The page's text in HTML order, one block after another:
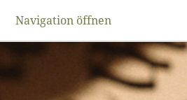
Navigation öffnen